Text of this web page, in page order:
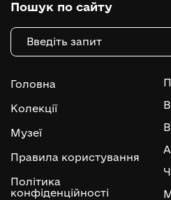
Пошук по сайту
Головна
Колекції
Музеї
Правила користування
Політика
конфіденційності